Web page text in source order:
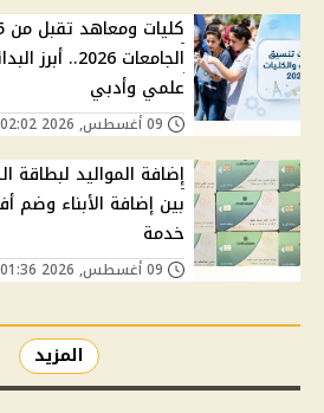
الجامعات
علمي وأدبي
بين إضافة الأبناء وضم
خدمة
المزيد